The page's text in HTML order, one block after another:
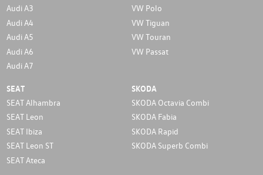
Audi A3
Audi A4
Audi A5
Audi A6
Audi A7
VW Polo
VW Tiguan
VW Touran
VW Passat
SEAT
SEAT Alhambra
SEAT Leon
SEAT Ibiza
SEAT Leon ST
SEAT Ateca
SKODA
SKODA Octavia Combi
SKODA Fabia
SKODA Rapid
SKODA Superb Combi